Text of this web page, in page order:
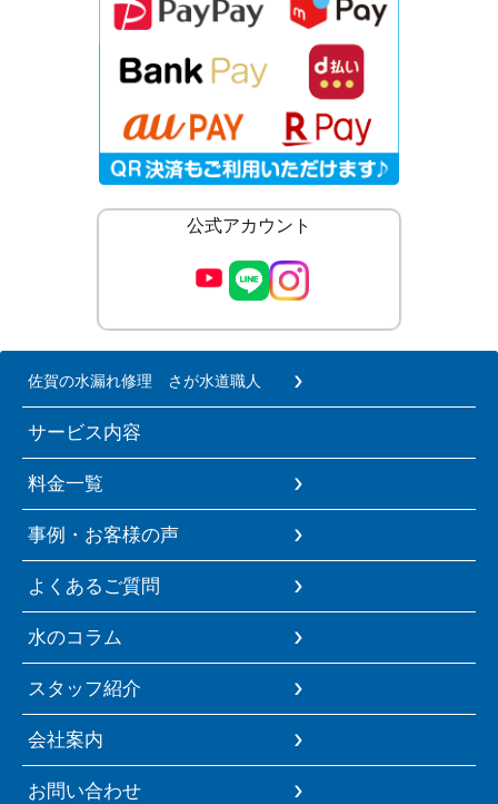
公式アカウント
佐賀の水漏れ修理 さが水道職人
サービス内容
料金一覧
事例・お客様の声
よくあるご質問
水のコラム
スタッフ紹介
会社案内
お問い合わせ